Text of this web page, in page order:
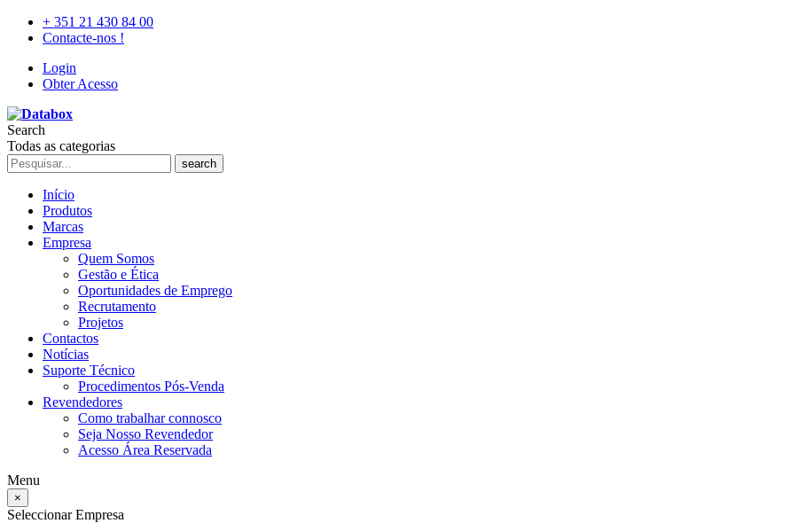
+ 351 21 430 84 00
Contacte-nos !
Login
Obter Acesso
Search
Todas as categorias
search
Início
Produtos
Marcas
Empresa
Quem Somos
Gestão e Ética
Oportunidades de Emprego
Recrutamento
Projetos
Contactos
Notícias
Suporte Técnico
Procedimentos Pós-Venda
Revendedores
Como trabalhar connosco
Seja Nosso Revendedor
Acesso Área Reservada
Menu
×
Seleccionar Empresa